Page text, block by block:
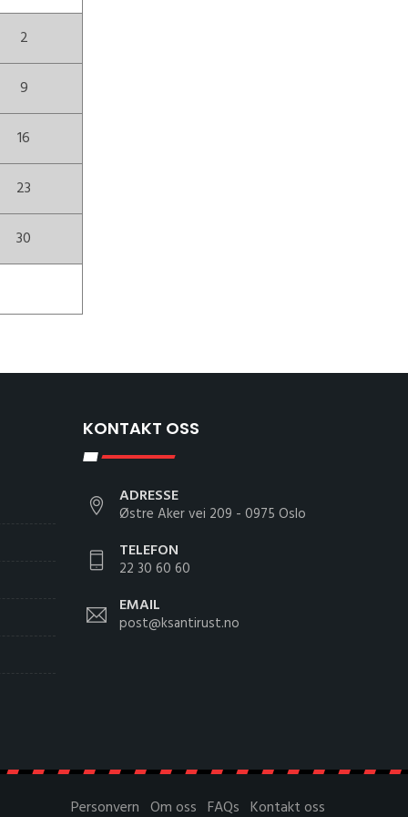
2
9
16
23
30
KONTAKT OSS
ADRESSE
Østre Aker vei 209 - 0975 Oslo
TELEFON
22 30 60 60
EMAIL
post@ksantirust.no
Personvern Om oss FAQs Kontakt oss